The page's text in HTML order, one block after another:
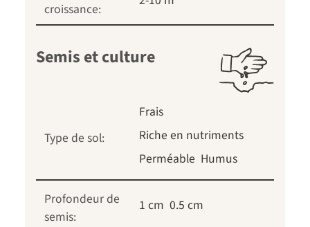
croissance:
Semis et culture
Type de sol:
Frais
Riche en nutriments
Perméable Humus
Profondeur de
semis:
1 cm 0.5 cm